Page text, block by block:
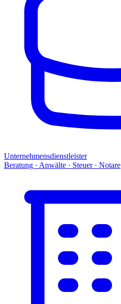
Unternehmensdienstleister
Beratung · Anwälte · Steuer · Notare